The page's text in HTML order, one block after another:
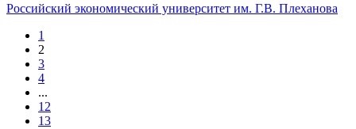
Российский экономический университет им. Г.В. Плеханова
1
2
3
4
...
12
13